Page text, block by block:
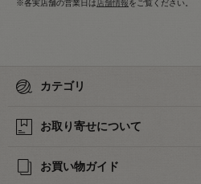
※各実店舗の営業日は 店舗情報をご覧ください。
カテゴリ
お取り寄せについて
お買い物ガイド